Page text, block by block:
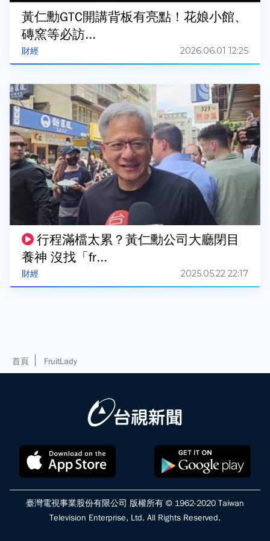
財經
黃仁勳GTC開講背板有亮點！花娘小館、
磚窯等必訪...
2026.06.01 12:25
財經
行程滿檔太累？黃仁勳公司大廳閉目
養神 沒找「fr...
2025.05.22 22:17
首頁 FruitLady
臺灣電視事業股份有限公司 版權所有 © 1962-2020 Taiwan
Television Enterprise, Ltd. All Rights Reserved.